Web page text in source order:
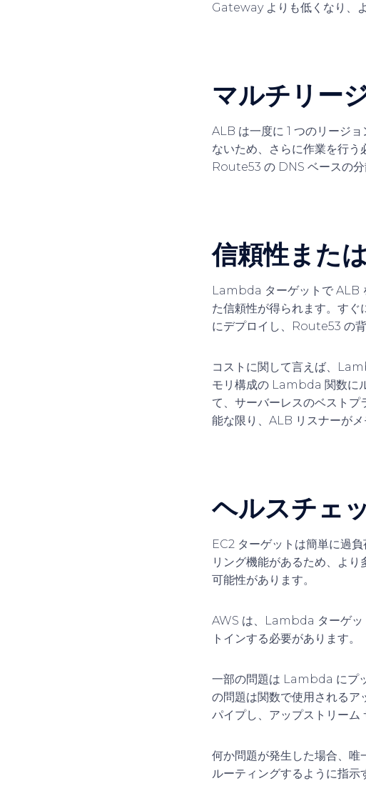
Gateway よりも低くなり、
マルチリー
ALB は一度に 1 つのリージ
ないため、さらに作業を行う
Route53 の DNS ベースの分
信頼性また
Lambda ターゲットで ALB
た信頼性が得られます。す
にデプロイし、Route53 の
コストに関して言えば、
モリ構成の Lambda 関数に
て、サーバーレスのベスト
能な限り、ALB リスナーが
ヘルスチェ
EC2 ターゲットは簡単に過
リング機能があるため、よ
可能性があります。
AWS は、Lambda ターゲッ
トインする必要があります。
一部の問題は Lambda にプ
の問題は関数で使用されるア
パイプし、アップストリー
何か問題が発生した場合、
ルーティングするように指示